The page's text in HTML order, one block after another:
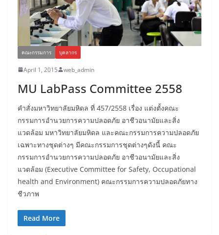
คณะกรรมการ บุคลากร
April 1, 2015 web_admin
MU LabPass Committee 2558
คำสั่งมหาวิทยาลัยมหิดล ที่ 457/2558 เรื่อง แต่งตั้งคณะ
กรรมการอำนวยการความปลอดภัย อาชีวอนามัยและสิ่ง
แวดล้อม มหาวิทยาลัยมหิดล และคณะกรรมการความปลอดภัย
เฉพาะทางชุดต่างๆ มีคณะกรรมการชุดต่างๆดังนี้ คณะ
กรรมการอำนวยการความปลอดภัย อาชีวอนามัยและสิ่ง
แวดล้อม (Executive Committee for Safety, Occupational
health and Environment) คณะกรรมการความปลอดภัยทาง
ชีวภาพ
Read More